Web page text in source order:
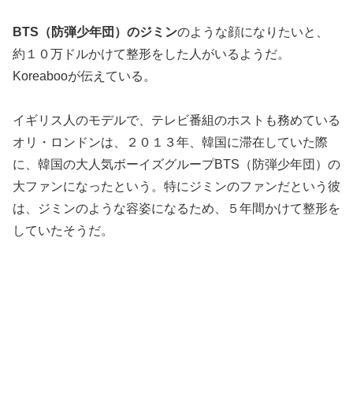
BTS（防弾少年団）のジミンのような顔になりたいと、
約１０万ドルかけて整形をした人がいるようだ。
Koreabooが伝えている。
イギリス人のモデルで、テレビ番組のホストも務めている
オリ・ロンドンは、２０１３年、韓国に滞在していた際
に、韓国の大人気ボーイズグループBTS（防弾少年団）の
大ファンになったという。特にジミンのファンだという彼
は、ジミンのような容姿になるため、５年間かけて整形を
していたそうだ。